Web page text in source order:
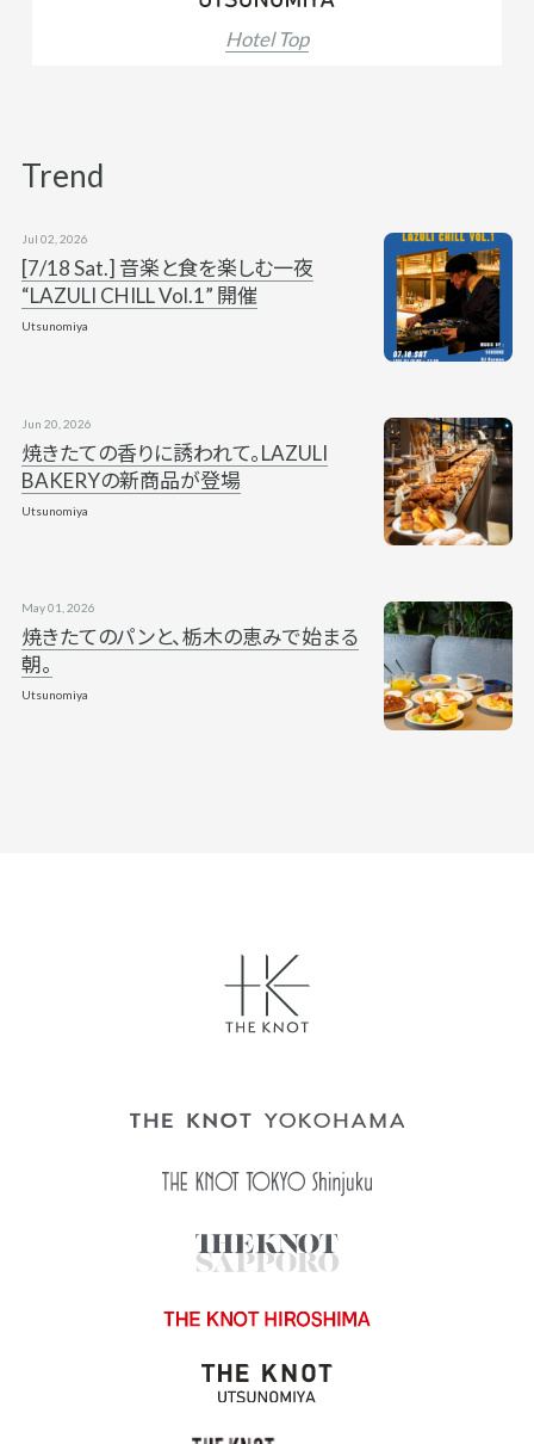
Hotel Top
Trend
[7/18 Sat.] 音楽と食を楽しむ一夜
“LAZULI CHILL Vol.1” 開催
Jul 02, 2026
Utsunomiya
焼きたての香りに誘われて。LAZULI
BAKERYの新商品が登場
Jun 20, 2026
Utsunomiya
焼きたてのパンと、栃木の恵みで始まる
朝。
May 01, 2026
Utsunomiya